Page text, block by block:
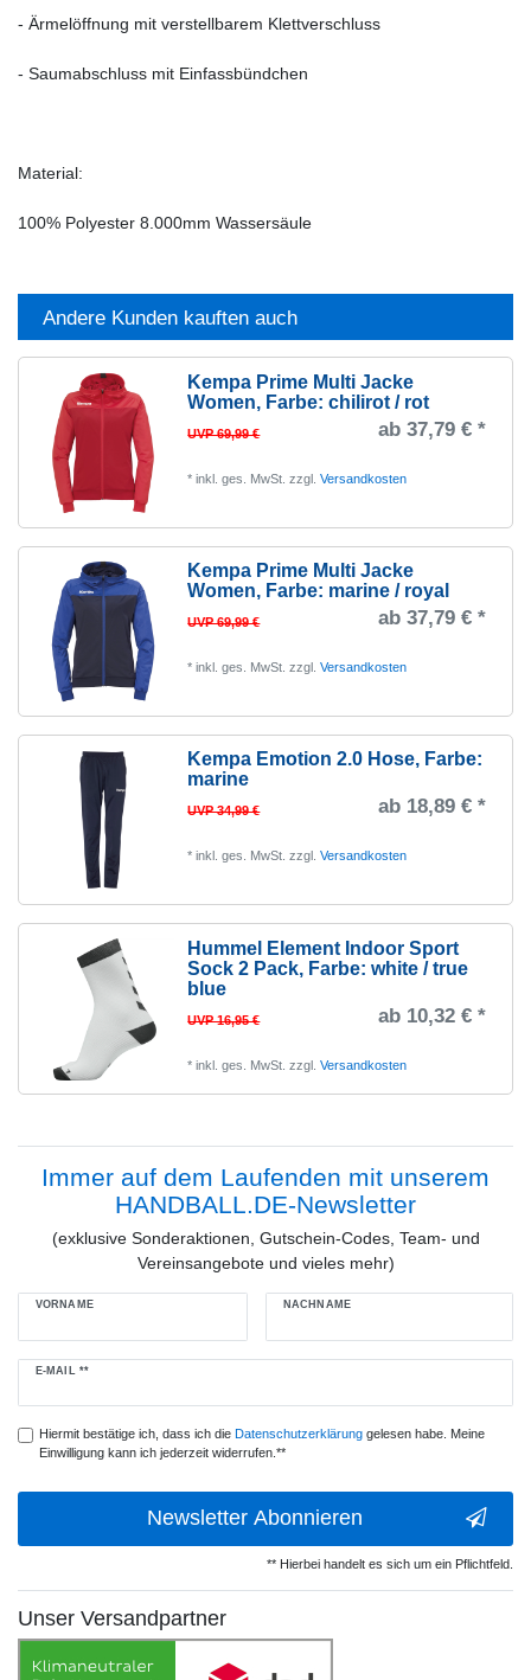
- Ärmelöffnung mit verstellbarem Klettverschluss
- Saumabschluss mit Einfassbündchen
Material:
100% Polyester 8.000mm Wassersäule
Andere Kunden kauften auch
Kempa Prime Multi Jacke
Women, Farbe: chilirot / rot
UVP 69,99 € ab 37,79 € *
*inkl. ges. MwSt. zzgl.Versandkosten
Kempa Prime Multi Jacke
Women, Farbe: marine / royal
UVP 69,99 € ab 37,79 € *
*inkl. ges. MwSt. zzgl.Versandkosten
Kempa Emotion 2.0 Hose, Farbe:
marine
UVP 34,99 € ab 18,89 € *
*inkl. ges. MwSt. zzgl.Versandkosten
Hummel Element Indoor Sport
Sock 2 Pack, Farbe: white / true
blue
UVP 16,95 € ab 10,32 € *
*inkl. ges. MwSt. zzgl.Versandkosten
Immer auf dem Laufenden mit unserem
HANDBALL.DE-Newsletter
(exklusive Sonderaktionen, Gutschein-Codes, Team- und
Vereinsangebote und vieles mehr)
VORNAME NACHNAME
E-MAIL **
Newsletter
Hiermit bestätige ich, dass ich die Daten­schutz­erklärunggelesen habe. Meine
Einwilligung kann ich jederzeit widerrufen.**
Newsletter Abonnieren
** Hierbei handelt es sich um ein Pflichtfeld.
Unser Versandpartner